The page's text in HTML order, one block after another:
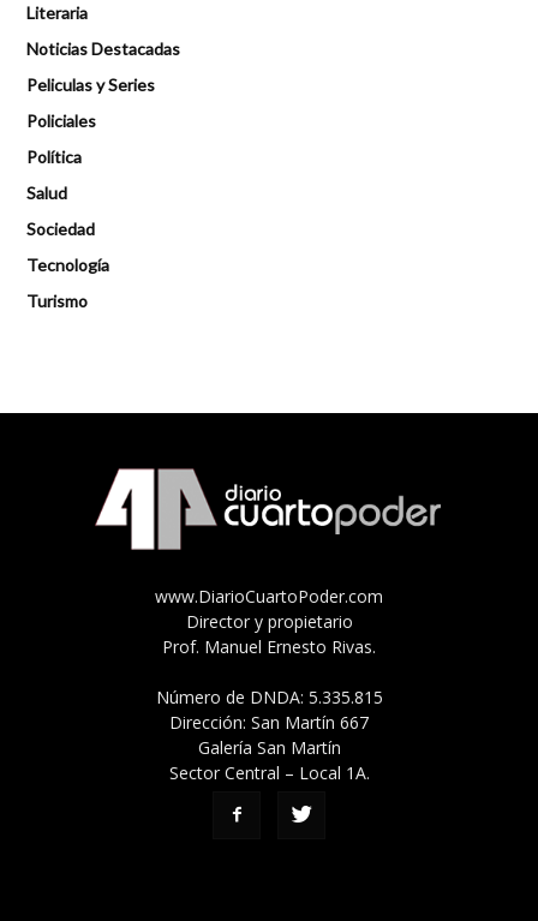
Literaria
Noticias Destacadas
Peliculas y Series
Policiales
Política
Salud
Sociedad
Tecnología
Turismo
www.DiarioCuartoPoder.com
Director y propietario
Prof. Manuel Ernesto Rivas.
Número de DNDA: 5.335.815
Dirección: San Martín 667
Galería San Martín
Sector Central – Local 1A.